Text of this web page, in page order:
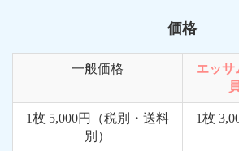
価格
一般価格
エッサ
1枚 5,000円（税別・送料
別）
1枚